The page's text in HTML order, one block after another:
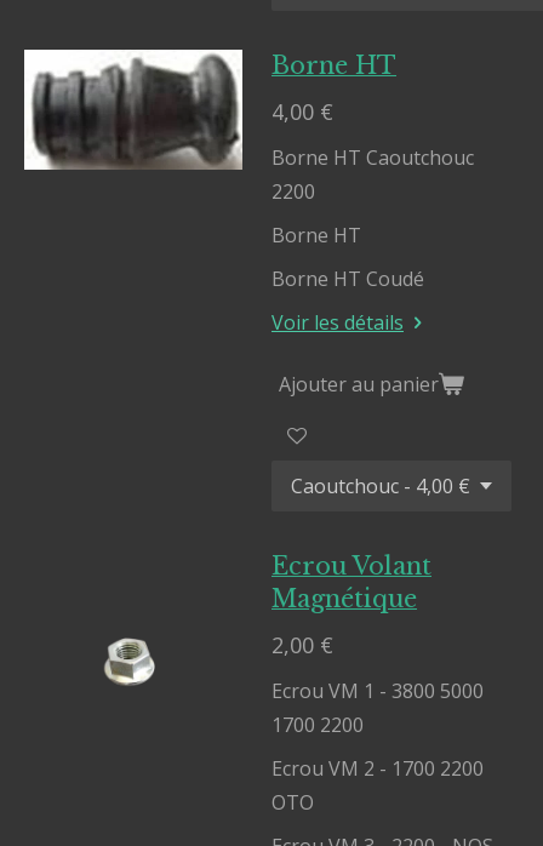
Borne HT
4,00 €
Borne HT Caoutchouc
2200
Borne HT
Borne HT Coudé
Voir les détails
Ajouter au panier
Ecrou Volant
Magnétique
2,00 €
Ecrou VM 1 - 3800 5000
1700 2200
Ecrou VM 2 - 1700 2200
OTO